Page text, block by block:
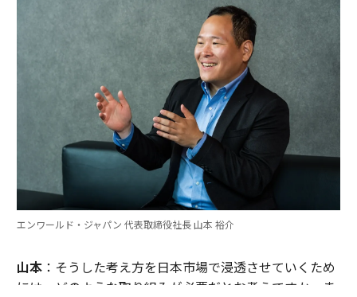
エンワールド・ジャパン 代表取締役社長 山本 裕介
山本：そうした考え方を日本市場で浸透させていくため
には、どのような取り組みが必要だとお考えですか。ま